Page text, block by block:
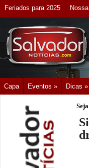
Feriados para 2025
Capa Eventos » Dicas »